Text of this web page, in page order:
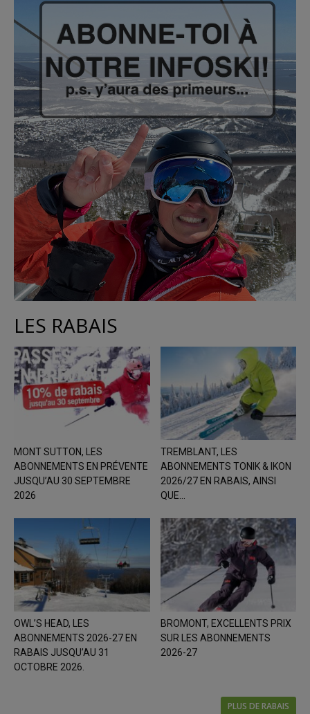
LES RABAIS
MONT SUTTON, LES
ABONNEMENTS EN PRÉVENTE
JUSQU’AU 30 SEPTEMBRE
2026
TREMBLANT, LES
ABONNEMENTS TONIK & IKON
2026/27 EN RABAIS, AINSI
QUE...
OWL’S HEAD, LES
ABONNEMENTS 2026-27 EN
RABAIS JUSQU’AU 31
OCTOBRE 2026.
BROMONT, EXCELLENTS PRIX
SUR LES ABONNEMENTS
2026-27
PLUS DE RABAIS